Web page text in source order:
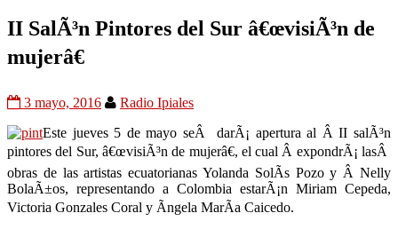
II SalÃ³n Pintores del Sur â€œvisiÃ³n de
mujerâ€
3 mayo, 2016
Radio Ipiales
Este jueves 5 de mayo seÂ darÃ¡ apertura al Â II salÃ³n
pintores del Sur, â€œvisiÃ³n de mujerâ€, el cual Â expondrÃ¡ lasÂ
obras de las artistas ecuatorianas Yolanda SolÃ­s Pozo y Â Nelly
BolaÃ±os, representando a Colombia estarÃ¡n Miriam Cepeda,
Victoria Gonzales Coral y Ãngela MarÃ­a Caicedo.